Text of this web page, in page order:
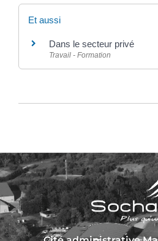
Et aussi
Dans le secteur privé
Travail - Formation